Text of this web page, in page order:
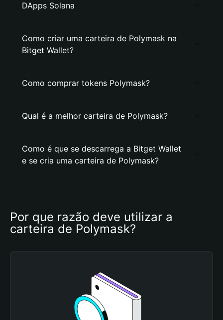
DApps Solana
Como criar uma carteira de Polymask na
Bitget Wallet?
Como comprar tokens Polymask?
Qual é a melhor carteira de Polymask?
Como é que se descarrega a Bitget Wallet
e se cria uma carteira de Polymask?
Por que razão deve utilizar a
carteira de Polymask?